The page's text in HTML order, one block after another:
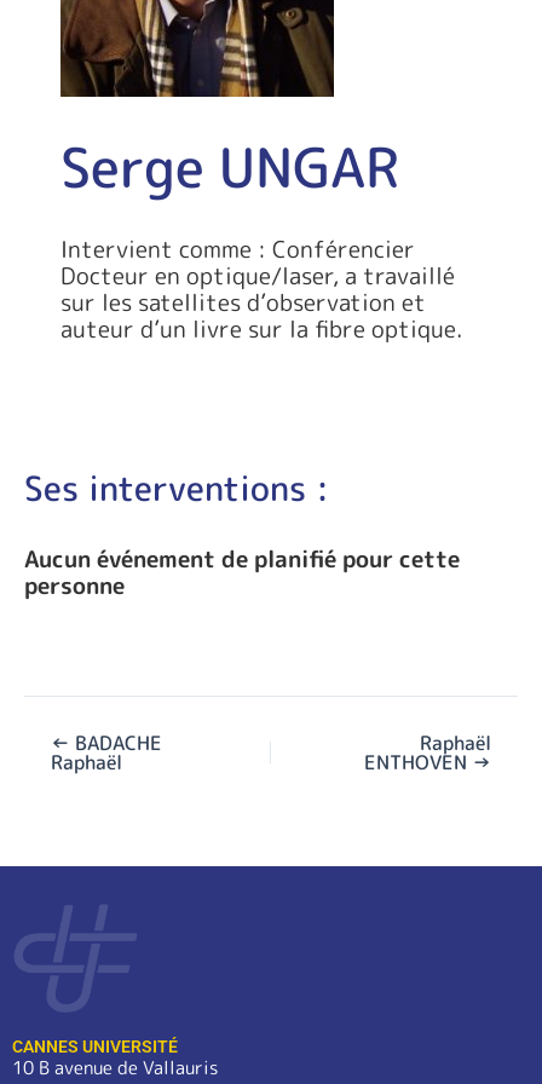
Serge UNGAR
Intervient comme : Conférencier
Docteur en optique/laser, a travaillé
sur les satellites d’observation et
auteur d’un livre sur la fibre optique.
Ses interventions :
Aucun événement de planifié pour cette
personne
← BADACHE
Raphaël
Raphaël
ENTHOVEN →
CANNES UNIVERSITÉ
10 B avenue de Vallauris